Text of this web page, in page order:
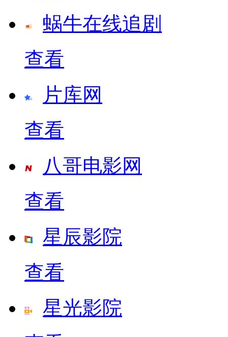
蜗牛在线追剧
查看
片库网
查看
八哥电影网
查看
星辰影院
查看
星光影院